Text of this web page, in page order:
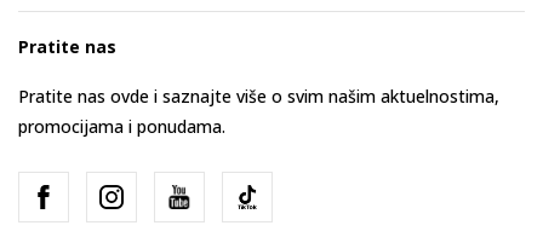
Pratite nas
Pratite nas ovde i saznajte više o svim našim aktuelnostima,
promocijama i ponudama.